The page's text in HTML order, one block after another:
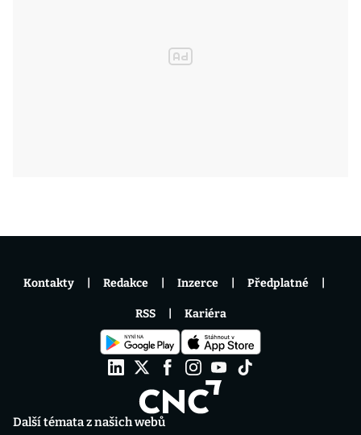
Další témata z našich webů
Kontakty Redakce Inzerce Předplatné
RSS Kariéra